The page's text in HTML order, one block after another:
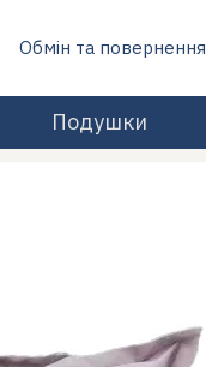
Обмін та повернення
Подушки